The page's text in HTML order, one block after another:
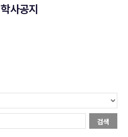
학사공지
검색